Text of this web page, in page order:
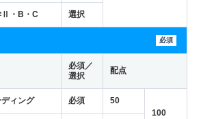
Ⅱ・B・C 選択
必須
必須／
選択
配点
ディング 必須
50
100